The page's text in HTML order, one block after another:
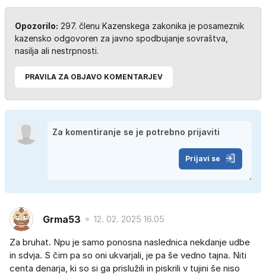
Opozorilo: 297. členu Kazenskega zakonika je posameznik
kazensko odgovoren za javno spodbujanje sovraštva,
nasilja ali nestrpnosti.
PRAVILA ZA OBJAVO KOMENTARJEV
Prijavi se
Grma53 12. 02. 2025 16.05
Za bruhat. Npu je samo ponosna naslednica nekdanje udbe
in sdvja. S čim pa so oni ukvarjali, je pa še vedno tajna. Niti
centa denarja, ki so si ga prislužili in piskrili v tujini še niso